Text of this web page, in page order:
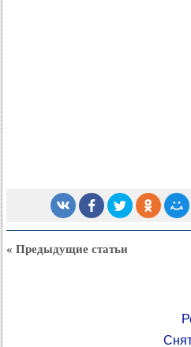
« Предыдущие статьи